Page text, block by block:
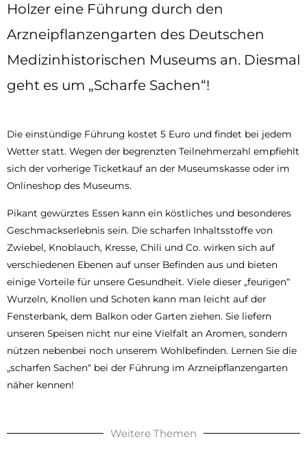
Holzer eine Führung durch den
Arzneipflanzengarten des Deutschen
Medizinhistorischen Museums an. Diesmal
geht es um „Scharfe Sachen“!
Die einstündige Führung kostet 5 Euro und findet bei jedem
Wetter statt. Wegen der begrenzten Teilnehmerzahl empfiehlt
sich der vorherige Ticketkauf an der Museumskasse oder im
Onlineshop des Museums.
Pikant gewürztes Essen kann ein köstliches und besonderes
Geschmackserlebnis sein. Die scharfen Inhaltsstoffe von
Zwiebel, Knoblauch, Kresse, Chili und Co. wirken sich auf
verschiedenen Ebenen auf unser Befinden aus und bieten
einige Vorteile für unsere Gesundheit. Viele dieser „feurigen“
Wurzeln, Knollen und Schoten kann man leicht auf der
Fensterbank, dem Balkon oder Garten ziehen. Sie liefern
unseren Speisen nicht nur eine Vielfalt an Aromen, sondern
nützen nebenbei noch unserem Wohlbefinden. Lernen Sie die
„scharfen Sachen“ bei der Führung im Arzneipflanzengarten
näher kennen!
Weitere Themen